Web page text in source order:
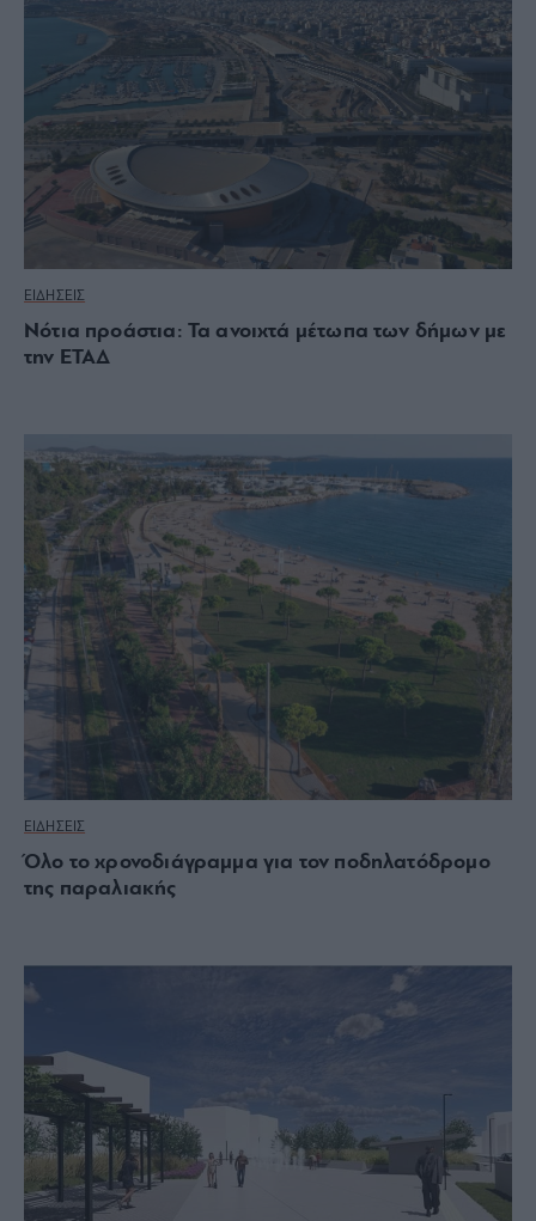
ΕΙΔΗΣΕΙΣ
Νότια προάστια: Τα ανοιχτά μέτωπα των δήμων με
την ΕΤΑΔ
ΕΙΔΗΣΕΙΣ
Όλο το χρονοδιάγραμμα για τον ποδηλατόδρομο
της παραλιακής